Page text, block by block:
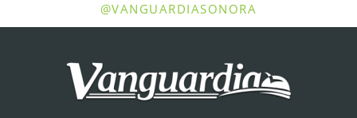
@VANGUARDIASONORA